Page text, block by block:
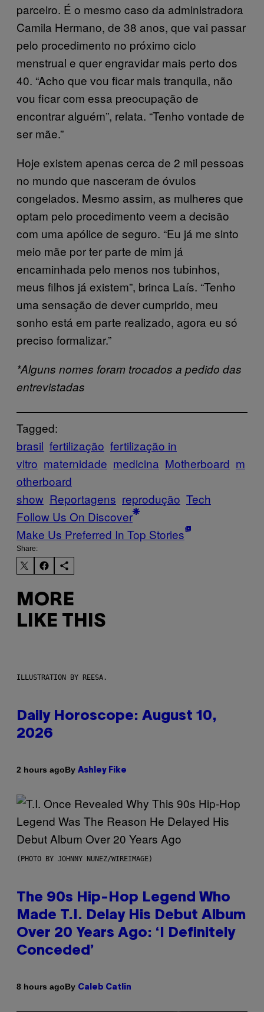
parceiro. É o mesmo caso da administradora
Camila Hermano, de 38 anos, que vai passar
pelo procedimento no próximo ciclo
menstrual e quer engravidar mais perto dos
40. “Acho que vou ficar mais tranquila, não
vou ficar com essa preocupação de
encontrar alguém”, relata. “Tenho vontade de
ser mãe.”
Hoje existem apenas cerca de 2 mil pessoas
no mundo que nasceram de óvulos
congelados. Mesmo assim, as mulheres que
optam pelo procedimento veem a decisão
com uma apólice de seguro. “Eu já me sinto
meio mãe por ter parte de mim já
encaminhada pelo menos nos tubinhos,
meus filhos já existem”, brinca Laís. “Tenho
uma sensação de dever cumprido, meu
sonho está em parte realizado, agora eu só
preciso formalizar.”
*Alguns nomes foram trocados a pedido das
entrevistadas
Tagged:
brasil fertilização fertilização in
vitro maternidade medicina Motherboard m
otherboard
show Reportagens reprodução Tech
Follow Us On Discover
Make Us Preferred In Top Stories
Share:
MORE
LIKE THIS
ILLUSTRATION BY REESA.
Daily Horoscope: August 10,
2026
2 hours agoBy Ashley Fike
(PHOTO BY JOHNNY NUNEZ/WIREIMAGE)
The 90s Hip-Hop Legend Who
Made T.I. Delay His Debut Album
Over 20 Years Ago: ‘I Definitely
Conceded’
8 hours agoBy Caleb Catlin